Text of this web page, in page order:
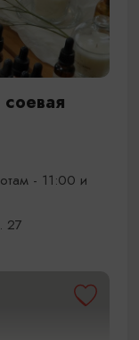
- 11:00 и
27